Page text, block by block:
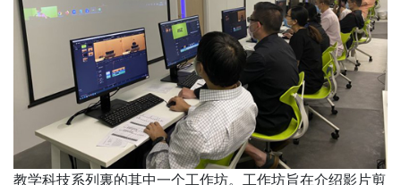
教学科技系列裏的其中一个工作坊。工作坊旨在介绍影片剪